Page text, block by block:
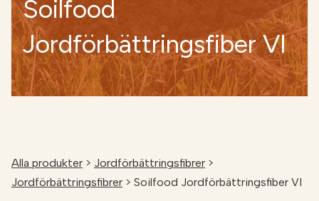
Soilfood
Jordförbättringsfiber VI
Alla produkter > Jordförbättringsfibrer >
Jordförbättringsfibrer > Soilfood Jordförbättringsfiber VI